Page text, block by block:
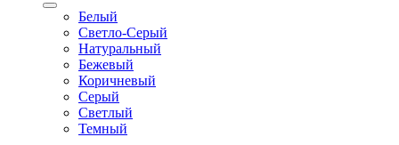
Белый
Светло-Серый
Натуральный
Бежевый
Коричневый
Серый
Светлый
Темный